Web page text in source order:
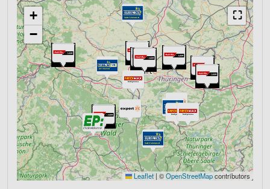
⛶
+
−
Leaflet | ©OpenStreetMapcontributors